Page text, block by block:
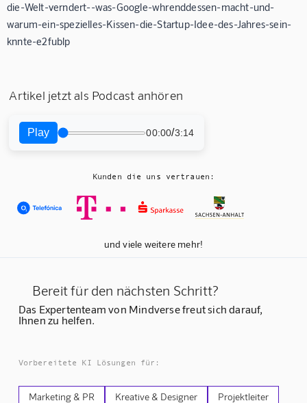
die-Welt-verndert--was-Google-whrenddessen-macht-und-
warum-ein-spezielles-Kissen-die-Startup-Idee-des-Jahres-sein-
knnte-e2fublp
Artikel jetzt als Podcast anhören
Play 00:00/3:14
Kunden die uns vertrauen:
und viele weitere mehr!
Bereit für den nächsten Schritt?
Das Expertenteam von Mindverse freut sich darauf,
Ihnen zu helfen.
Vorbereitete KI Lösungen für:
Marketing & PR Kreative & Designer Projektleiter